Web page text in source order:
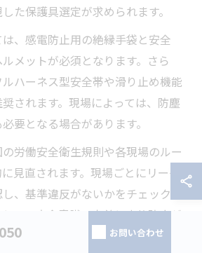
た保護具選定が求められます。
、感電防止用の絶縁手袋と安全
メットが必須となります。さら
ハーネス型安全帯や滑り止め機能
されます。現場によっては、防塵
要となる場合があります。
労働安全衛生規則や各現場のルー
見直されます。現場ごとにリーダ
、基準違反がないかをチェックす
とで、安全意識の定着と事故防止が
お問い合わせ